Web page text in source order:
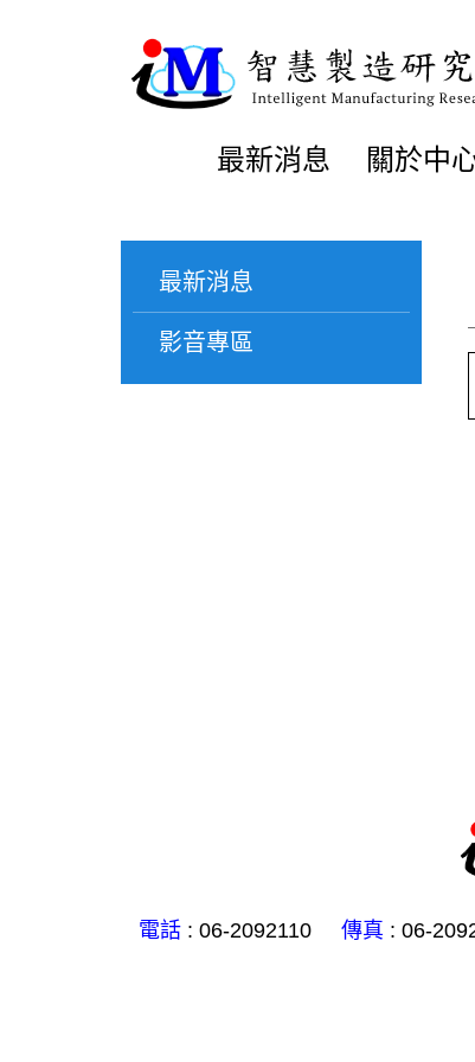
最新消息 關於中
最新消息
影音專區
電話 : 06-2092110 傳真 : 06-